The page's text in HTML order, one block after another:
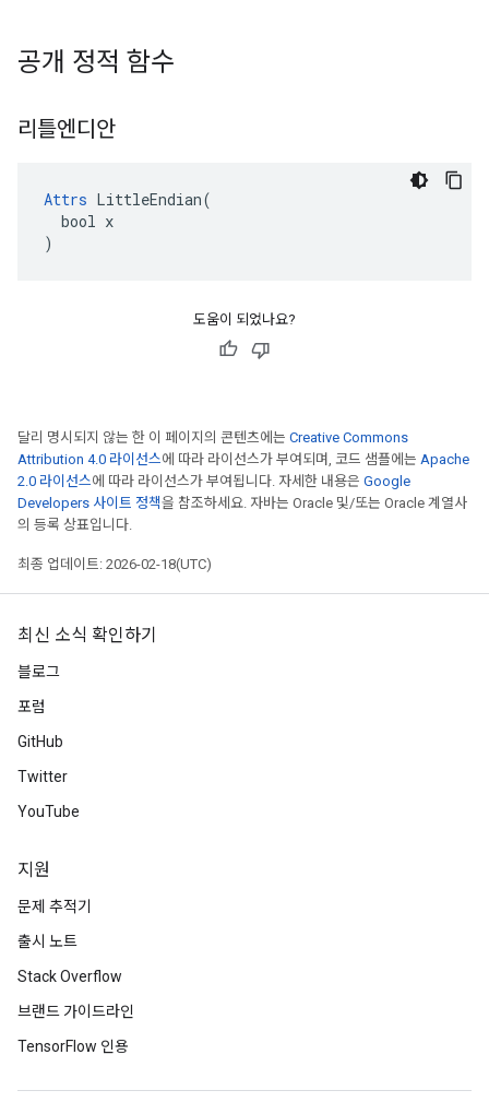
공개 정적 함수
리틀엔디안
Attrs LittleEndian(
  bool x
)
도움이 되었나요?
달리 명시되지 않는 한 이 페이지의 콘텐츠에는 Creative Commons
Attribution 4.0 라이선스에 따라 라이선스가 부여되며, 코드 샘플에는 Apache
2.0 라이선스에 따라 라이선스가 부여됩니다. 자세한 내용은 Google
Developers 사이트 정책을 참조하세요. 자바는 Oracle 및/또는 Oracle 계열사
의 등록 상표입니다.
최종 업데이트: 2026-02-18(UTC)
최신 소식 확인하기
블로그
포럼
GitHub
Twitter
YouTube
지원
문제 추적기
출시 노트
Stack Overflow
브랜드 가이드라인
TensorFlow 인용